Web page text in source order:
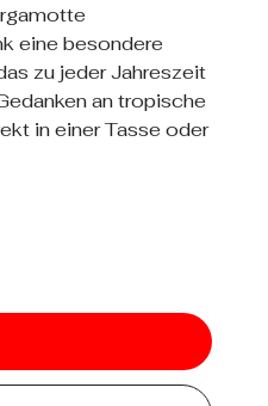
eine besondere
zu jeder Jahreszeit
an tropische
in einer Tasse oder